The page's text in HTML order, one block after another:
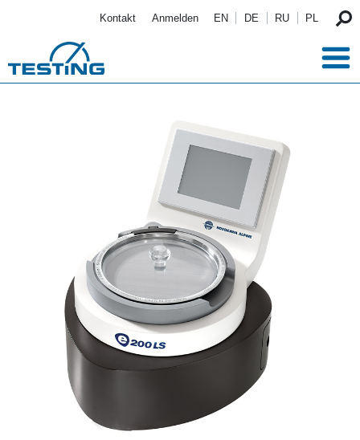
Kontakt Anmelden EN DE RU PL